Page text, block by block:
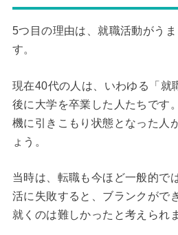
5つ目の理由は、就職活動がう
す。
現在40代の人は、いわゆる「就
後に大学を卒業した人たちです
機に引きこもり状態となった人
ょう。
当時は、転職も今ほど一般的で
活に失敗すると、ブランクがで
就くのは難しかったと考えられ